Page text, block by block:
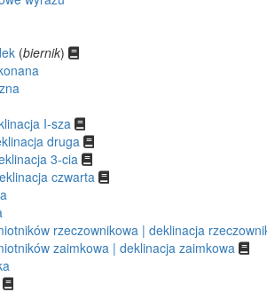
(biernik)
I-sza
druga
3-cia
czwarta
rzeczownikowa | deklinacja
zaimkowa | deklinacja zaimkowa